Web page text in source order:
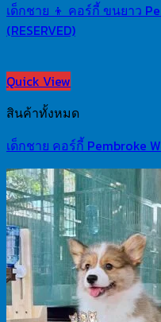
เด็กชาย 👦 คอร์กี้ ขนยาว
(RESERVED)
Quick View
สินค้าทั้งหมด
เด็กชาย คอร์กี้ Pembroke